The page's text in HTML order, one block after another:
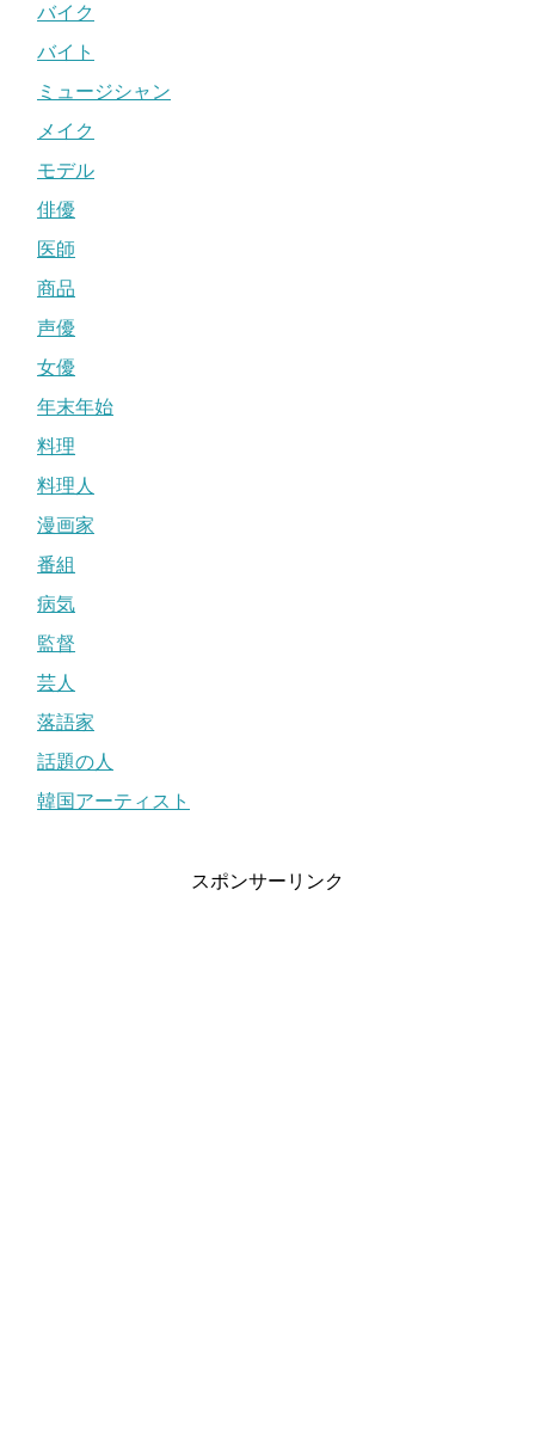
バイク
バイト
ミュージシャン
メイク
モデル
俳優
医師
商品
声優
女優
年末年始
料理
料理人
漫画家
番組
病気
監督
芸人
落語家
話題の人
韓国アーティスト
スポンサーリンク